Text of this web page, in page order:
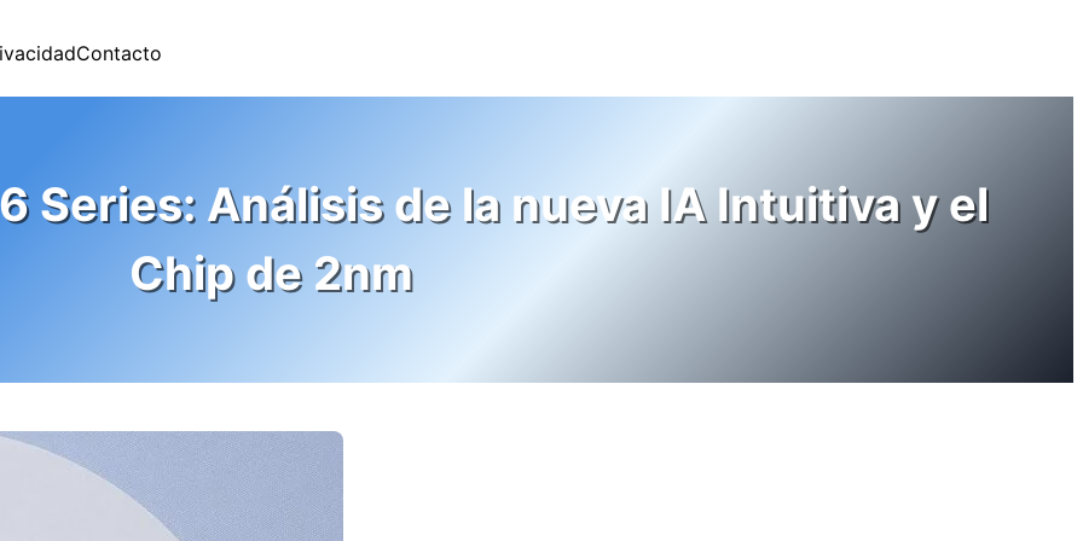
Contacto
Series: Análisis de la nueva IA Intuitiva y el
Chip de 2nm